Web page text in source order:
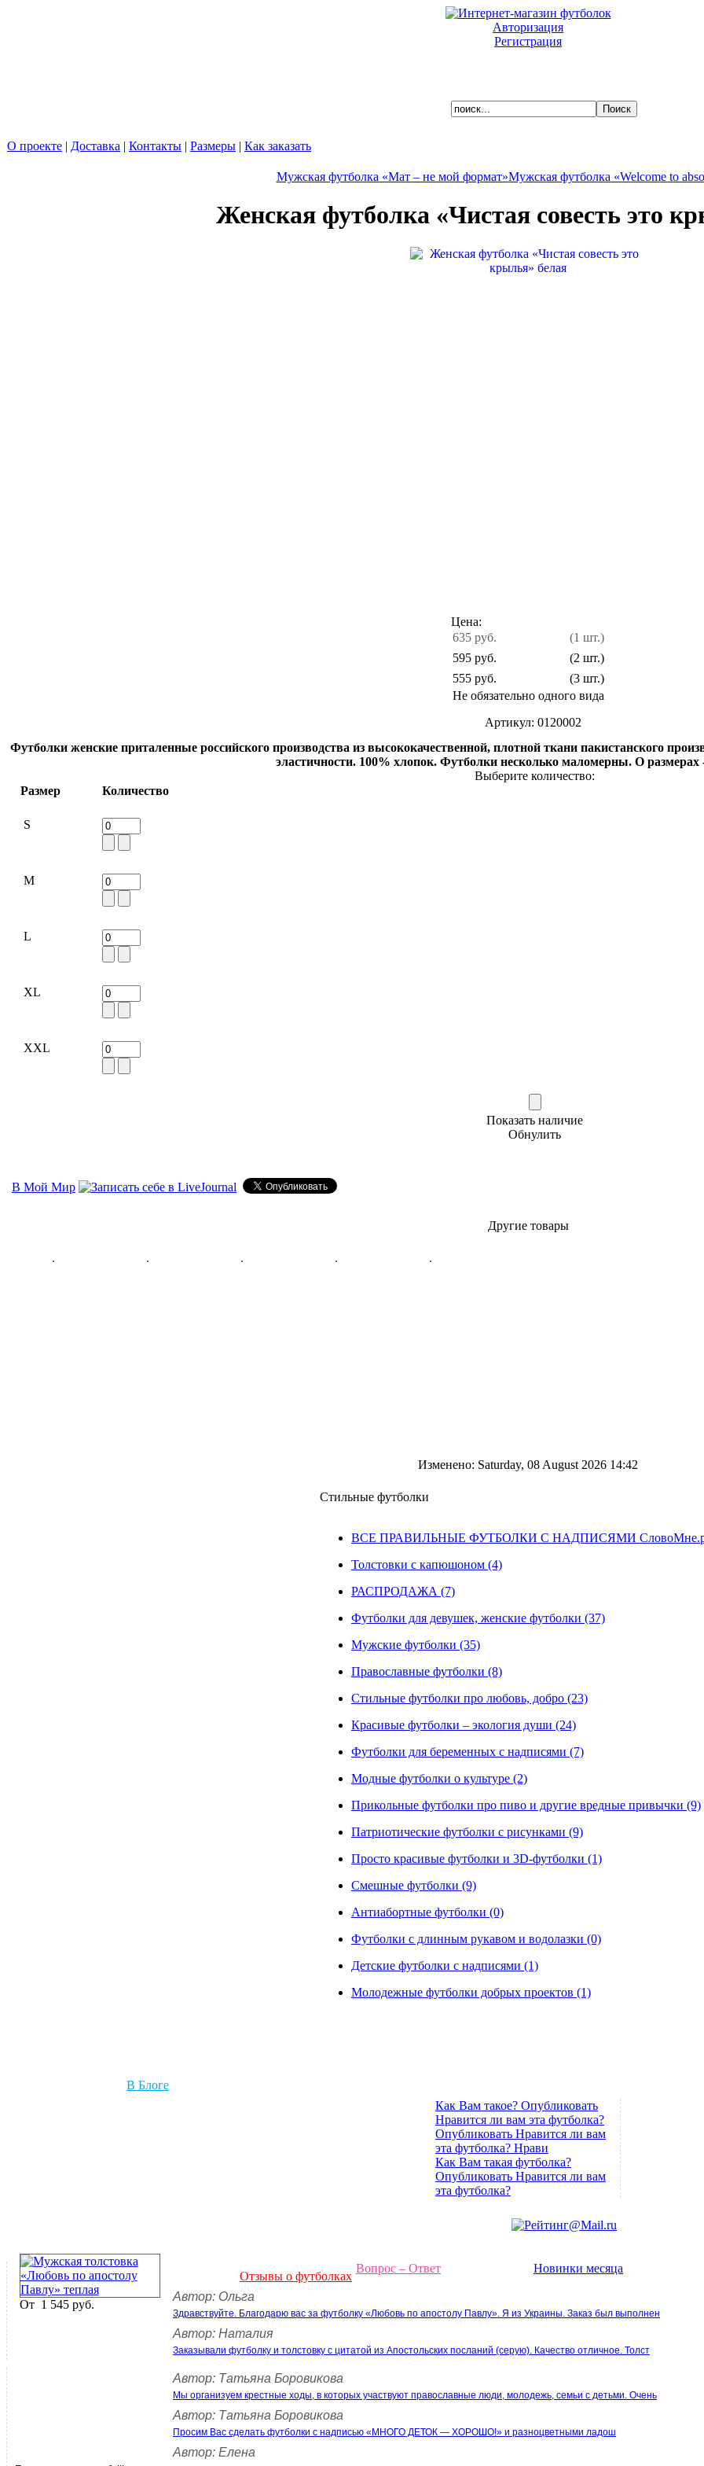
Авторизация
Регистрация
О проекте | Доставка | Контакты | Размеры | Как заказать
Мужская футболка «Мат – не мой формат»Мужская футболка «Welcome to
Женская футболка «Чистая совесть это
Цена:
635 руб.
(1 шт.)
595 руб.
(2 шт.)
555 руб.
(3 шт.)
Не обязательно одного вида
Артикул: 0120002
Футболки женские приталенные российского производства из высококачественной, плотной ткани пакистанского
эластичности. 100% хлопок. Футболки несколько маломерны. О
Выберите количество:
Размер
Количество
S
M
L
XL
XXL
Показать наличие
Обнулить
В Мой Мир
Другие товары
Изменено: Saturday, 08 August 2026 14:42
Стильные футболки
ВСЕ ПРАВИЛЬНЫЕ ФУТБОЛКИ С НАДПИСЯМИ
Толстовки с капюшоном (4)
РАСПРОДАЖА (7)
Футболки для девушек, женские футболки (37)
Мужские футболки (35)
Православные футболки (8)
Стильные футболки про любовь, добро (23)
Красивые футболки – экология души (24)
Футболки для беременных с надписями (7)
Модные футболки о культуре (2)
Прикольные футболки про пиво и другие вредные привычки (9)
Патриотические футболки с рисунками (9)
Просто красивые футболки и 3D-футболки (1)
Смешные футболки (9)
Антиабортные футболки (0)
Футболки с длинным рукавом и водолазки (0)
Детские футболки с надписями (1)
Молодежные футболки добрых проектов (1)
В Блоге
Как Вам такое? Опубликовать
Нравится ли вам эта футболка?
Опубликовать Нравится ли вам
эта футболка? Нрави
Как Вам такая футболка?
Опубликовать Нравится ли вам
эта футболка?
Новинки месяца
От 1 545 руб.
Вопрос – Ответ
Отзывы о футболках
Автор: Ольга
Здравствуйте. Благодарю вас за футболку «Любовь по апостолу Павлу». Я из Украины. Заказ был выполнен
Автор: Наталия
Заказывали футболку и толстовку с цитатой из Апостольских посланий (серую). Качество отличное. Толст
Автор: Татьяна Боровикова
Мы организуем крестные ходы, в которых участвуют православные люди, молодежь, семьи с детьми. Очень
Автор: Татьяна Боровикова
Просим Вас сделать футболки с надписью «МНОГО ДЕТОК — ХОРОШО!» и разноцветными ладош
Автор: Елена